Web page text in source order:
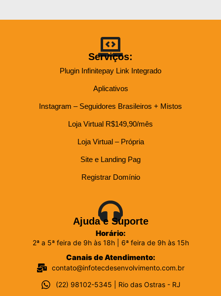
Serviços:
Plugin Infinitepay Link Integrado
Aplicativos
Instagram – Seguidores Brasileiros + Mistos
Loja Virtual R$149,90/mês
Loja Virtual – Própria
Site e Landing Pag
Registrar Domínio
Ajuda e Suporte
Horário:
2ª a 5ª feira de 9h às 18h | 6ª feira de 9h às 15h
Canais de Atendimento:
contato@infotecdesenvolvimento.com.br
(22) 98102-5345 | Rio das Ostras - RJ